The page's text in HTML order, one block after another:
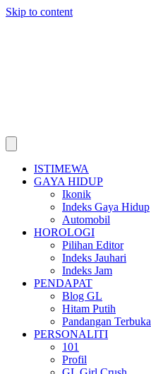
Skip to content
ISTIMEWA
GAYA HIDUP
Ikonik
Indeks Gaya Hidup
Automobil
HOROLOGI
Pilihan Editor
Indeks Jauhari
Indeks Jam
PENDAPAT
Blog GL
Hitam Putih
Pandangan Terbuka
PERSONALITI
101
Profil